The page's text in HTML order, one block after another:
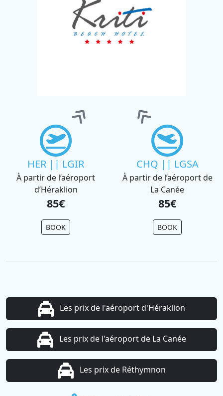
HER || LGIR
À partir de l’aéroport
d’Héraklion
85€
BOOK
CHQ || LGSA
À partir de l’aéroport de
La Canée
85€
BOOK
Les prix de l'aéroport d'Héraklion
Les prix de l'aéroport de La Canée
Les prix de Réthymnon